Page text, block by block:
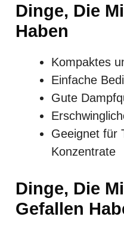
Dinge, Die
Haben
Kompaktes
Einfache
Gute
Geeignet für
Konzentrate
Dinge, Die
Gefallen